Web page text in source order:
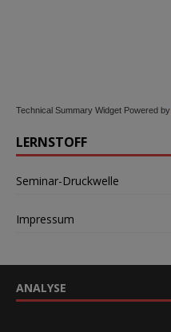
Technical Summary Widget Powered by
LERNSTOFF
Seminar-Druckwelle
Impressum
ANALYSE